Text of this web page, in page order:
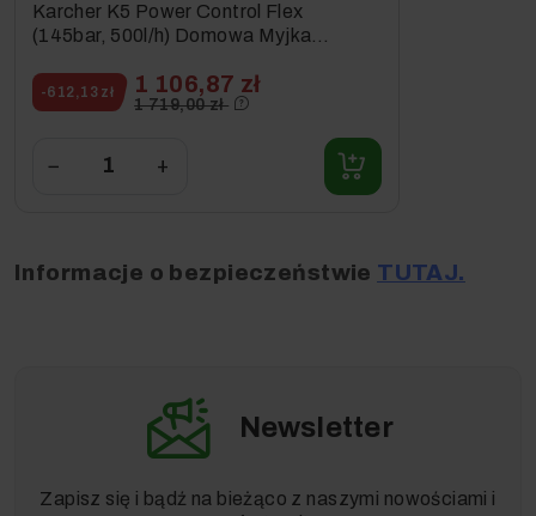
wysokociśnieniowa Karcher K5 Power Control w
Karcher K5 Power Control Flex
(145bar, 500l/h) Domowa Myjka
-612,13 zł 1 106,87 zł
1 719,00 zł
− +
Informacje o bezpieczeństwie TUTAJ.
Newsletter
Zapisz się i bądź na bieżąco z naszymi nowościami i